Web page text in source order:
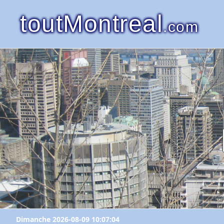
toutMontreal.com
Dimanche 2026-08-09 10:07:04